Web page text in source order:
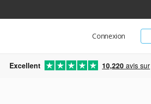
Connexion
Excellent 10,220 avis sur